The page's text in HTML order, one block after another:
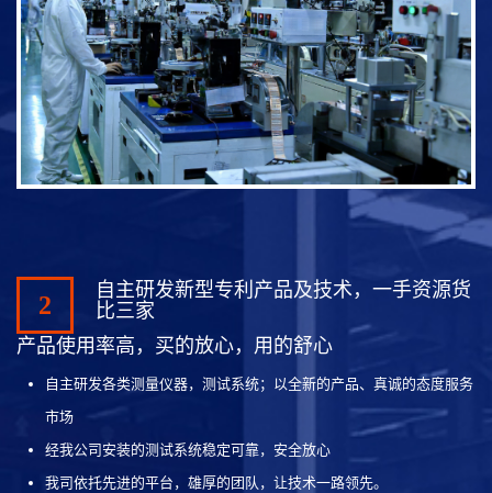
2
自主研发新型专利产品及技术，一手资源货
比三家
产品使用率高，买的放心，用的舒心
自主研发各类测量仪器，测试系统；以全新的产品、真诚的态度服务
市场
经我公司安装的测试系统稳定可靠，安全放心
我司依托先进的平台，雄厚的团队，让技术一路领先。